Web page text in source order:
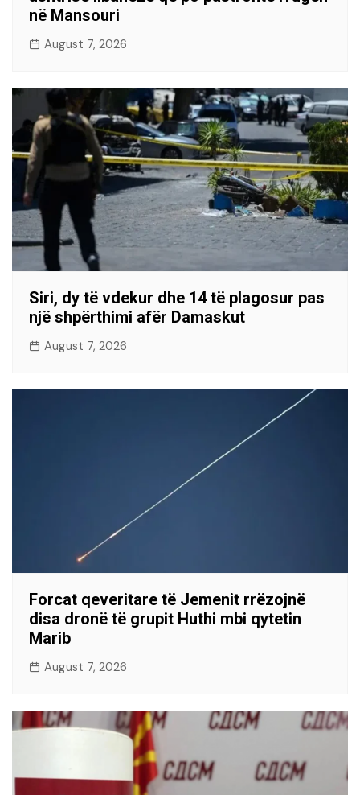
në Mansouri
August 7, 2026
Siri, dy të vdekur dhe 14 të plagosur pas
një shpërthimi afër Damaskut
August 7, 2026
Forcat qeveritare të Jemenit rrëzojnë
disa dronë të grupit Huthi mbi qytetin
Marib
August 7, 2026